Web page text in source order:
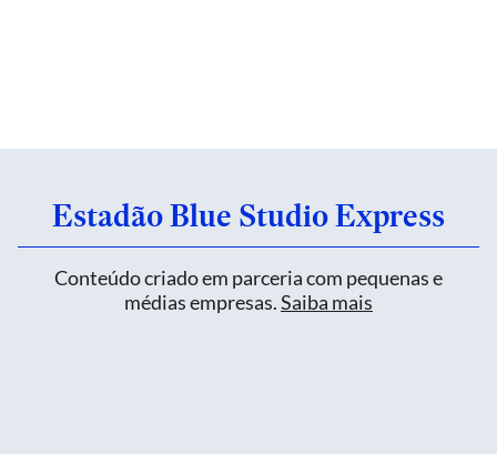
Estadão Blue Studio Express
Conteúdo criado em parceria com pequenas e
médias empresas.Saiba mais